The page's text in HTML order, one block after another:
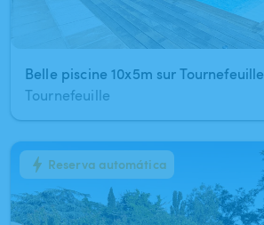
Belle piscine 10x5m sur Tournefeuille
Tournefeuille
1/15Reserva automática